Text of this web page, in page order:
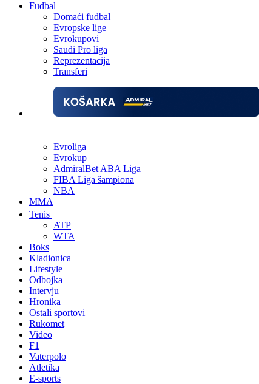
Fudbal
Domaći fudbal
Evropske lige
Evrokupovi
Saudi Pro liga
Reprezentacija
Transferi
Evroliga
Evrokup
AdmiralBet ABA Liga
FIBA Liga šampiona
NBA
MMA
Tenis
ATP
WTA
Boks
Kladionica
Lifestyle
Odbojka
Intervju
Hronika
Ostali sportovi
Rukomet
Video
F1
Vaterpolo
Atletika
E-sports